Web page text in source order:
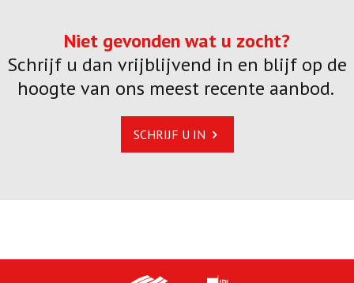
Niet gevonden wat u zocht?
Schrijf u dan vrijblijvend in en blijf op de
hoogte van ons meest recente aanbod.
SCHRIJF U IN